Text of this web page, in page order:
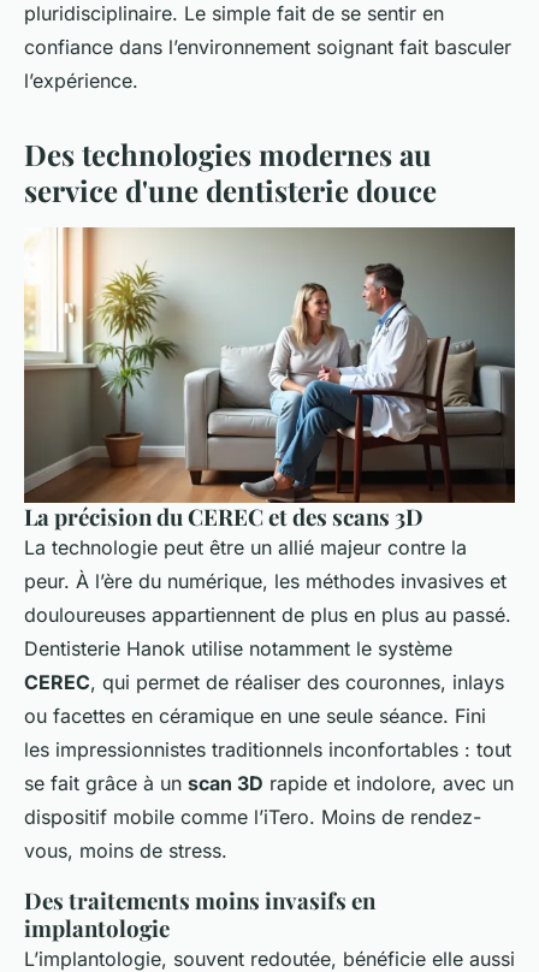
pluridisciplinaire. Le simple fait de se sentir en
confiance dans l’environnement soignant fait basculer
l’expérience.
Des technologies modernes au
service d'une dentisterie douce
La précision du CEREC et des scans 3D
La technologie peut être un allié majeur contre la
peur. À l’ère du numérique, les méthodes invasives et
douloureuses appartiennent de plus en plus au passé.
Dentisterie Hanok utilise notamment le système
CEREC, qui permet de réaliser des couronnes, inlays
ou facettes en céramique en une seule séance. Fini
les impressionnistes traditionnels inconfortables : tout
se fait grâce à un scan 3D rapide et indolore, avec un
dispositif mobile comme l’iTero. Moins de rendez-
vous, moins de stress.
Des traitements moins invasifs en
implantologie
L’implantologie, souvent redoutée, bénéficie elle aussi